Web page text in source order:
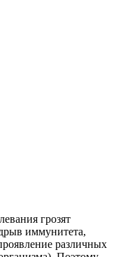
грозят
иммунитета,
различных